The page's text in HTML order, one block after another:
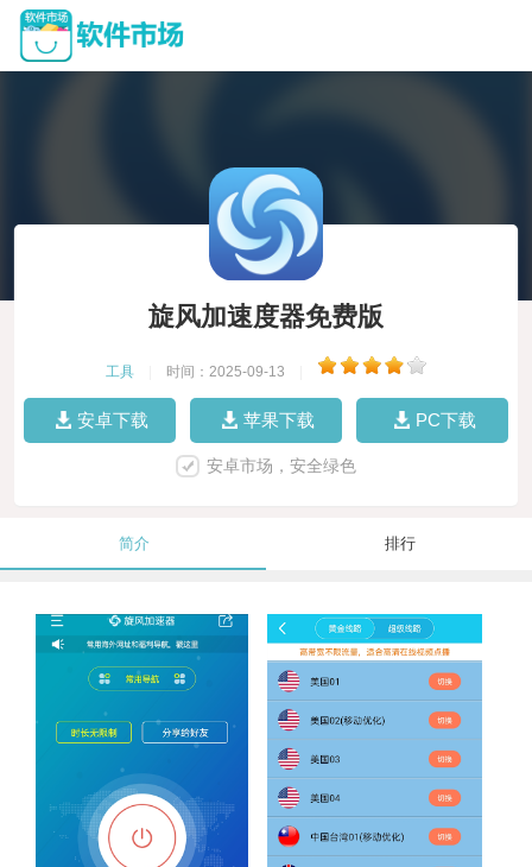
旋风加速度器免费版
工具 时间：2025-09-13
安卓下载 苹果下载 PC下载
安卓市场，安全绿色
简介 排行